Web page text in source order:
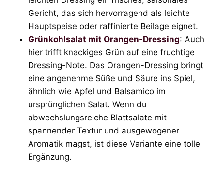
Gericht, das sich hervorragend als leichte
Hauptspeise oder raffinierte Beilage eignet.
Grünkohlsalat mit Orangen-Dressing: Auch
hier trifft knackiges Grün auf eine fruchtige
Dressing-Note. Das Orangen-Dressing bringt
eine angenehme Süße und Säure ins Spiel,
ähnlich wie Apfel und Balsamico im
ursprünglichen Salat. Wenn du
abwechslungsreiche Blattsalate mit
spannender Textur und ausgewogener
Aromatik magst, ist diese Variante eine tolle
Ergänzung.